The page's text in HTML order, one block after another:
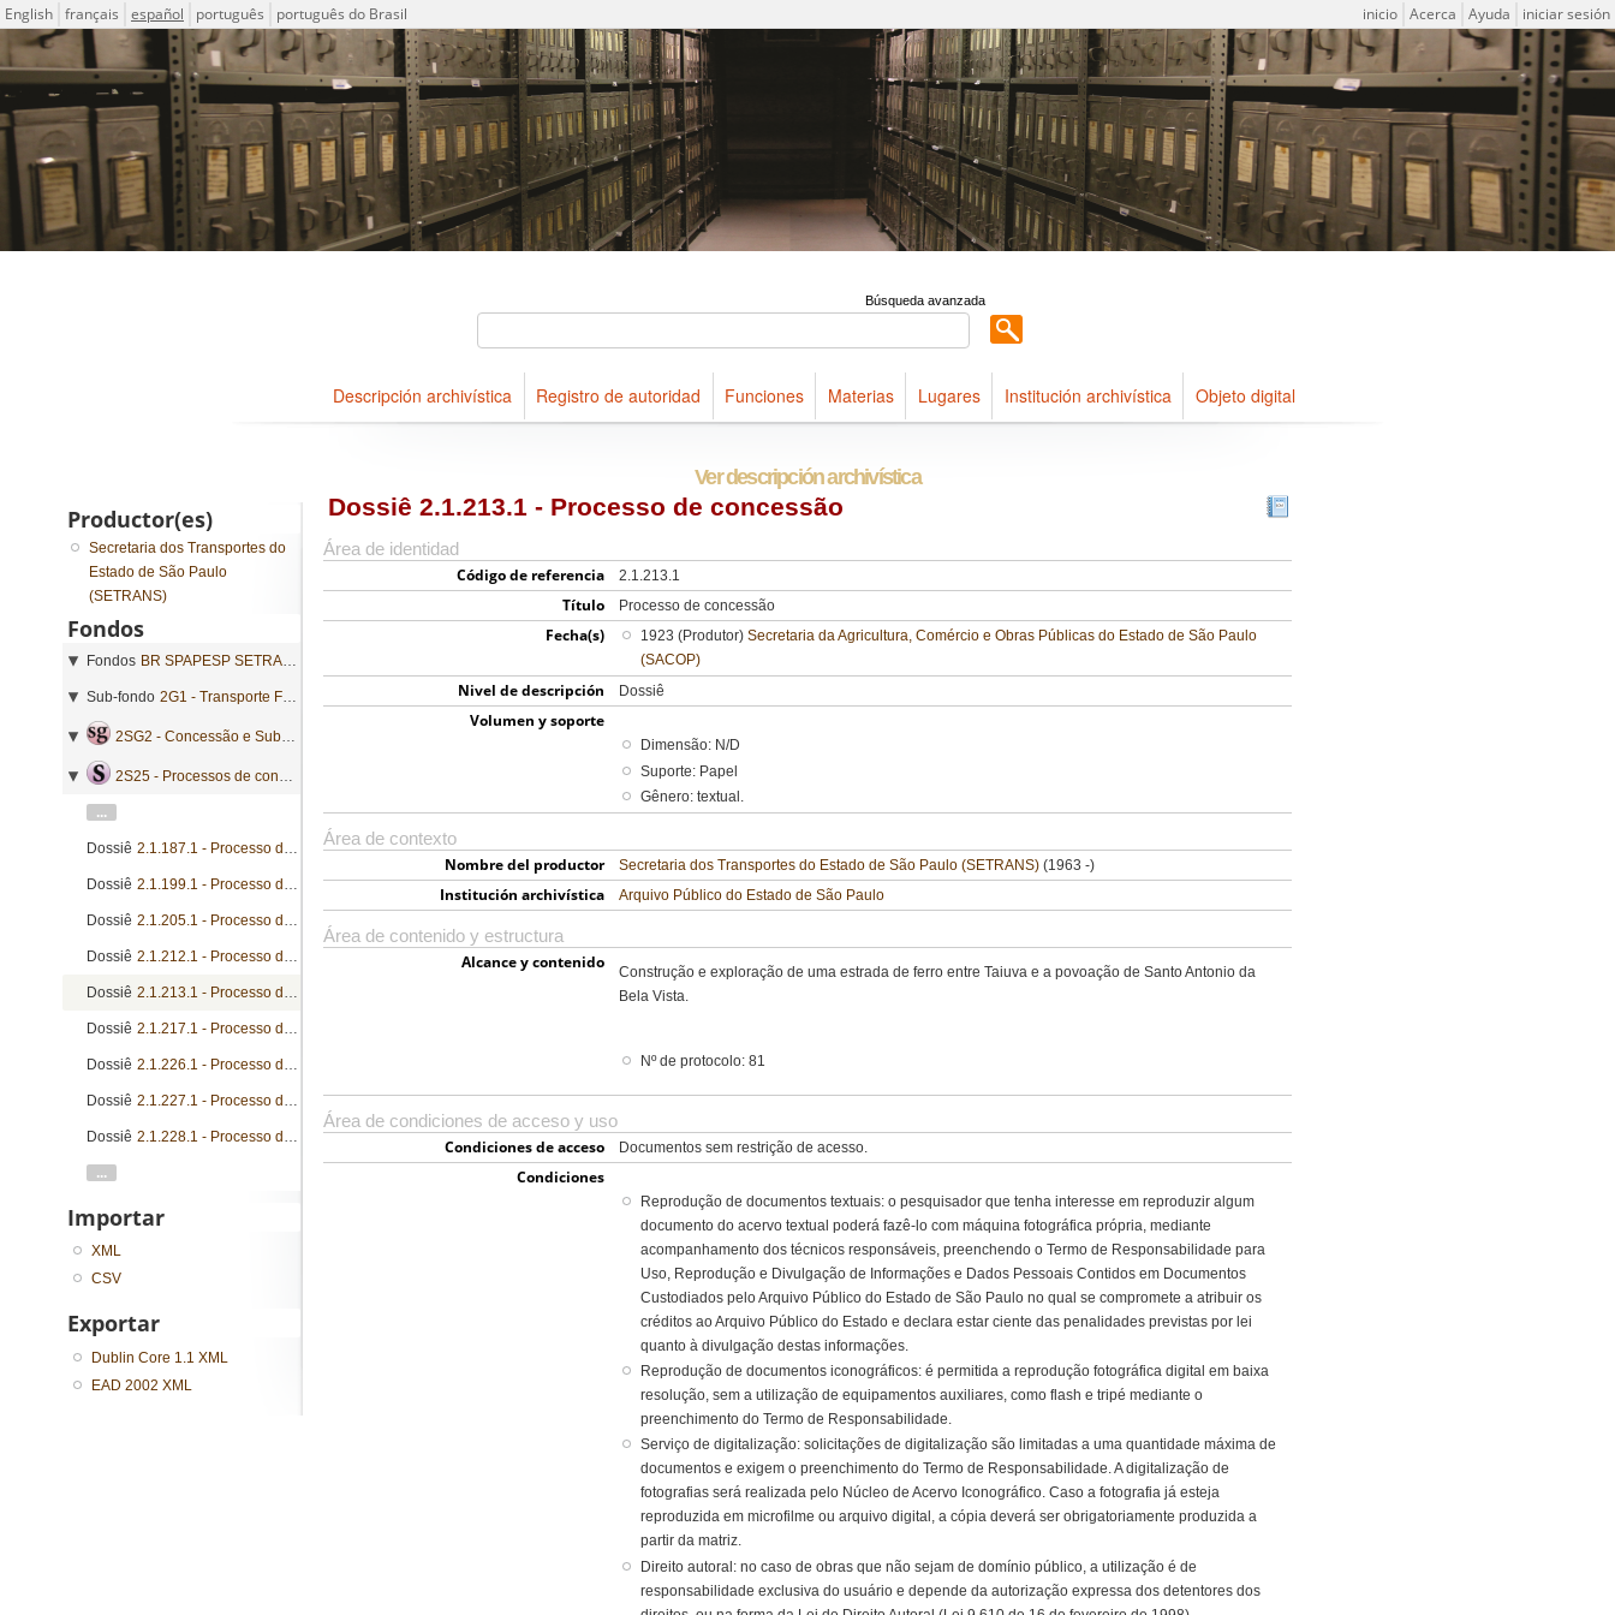
Idioma
English français español português português do Brasil Menú de usuario
inicio Acerca Ayuda iniciar sesión
Descriptions for archival holdings maintained at Arquivo Público do Estado de São Paulo
ICA-AtoM Project
Búsqueda avanzada
Descripción archivística Registro de autoridad Funciones Materias Lugares Institución archivística Objeto digital
Ver descripción archivística
Dossiê 2.1.213.1 - Processo de concessão
Área de identidad
Código de referencia 2.1.213.1
Título Processo de concessão
Fecha(s) 1923 (Produtor) Secretaria da Agricultura, Comércio e Obras Públicas do Estado de São Paulo
(SACOP)
Nivel de descripción Dossiê
Volumen y soporte
Dimensão: N/D
Suporte: Papel
Gênero: textual.
Área de contexto
Nombre del productor Secretaria dos Transportes do Estado de São Paulo (SETRANS)(1963 -)
Institución archivística Arquivo Público do Estado de São Paulo
Área de contenido y estructura
Alcance y contenido
Construção e exploração de uma estrada de ferro entre Taiuva e a povoação de Santo Antonio da
Bela Vista.
Nº de protocolo: 81
Área de condiciones de acceso y uso
Condiciones de acceso Documentos sem restrição de acesso.
Condiciones
Reprodução de documentos textuais: o pesquisador que tenha interesse em reproduzir algum
documento do acervo textual poderá fazê-lo com máquina fotográfica própria, mediante
acompanhamento dos técnicos responsáveis, preenchendo o Termo de Responsabilidade para
Uso, Reprodução e Divulgação de Informações e Dados Pessoais Contidos em Documentos
Custodiados pelo Arquivo Público do Estado de São Paulo no qual se compromete a atribuir os
créditos ao Arquivo Público do Estado e declara estar ciente das penalidades previstas por lei
quanto à divulgação destas informações.
Reprodução de documentos iconográficos: é permitida a reprodução fotográfica digital em baixa
resolução, sem a utilização de equipamentos auxiliares, como flash e tripé mediante o
preenchimento do Termo de Responsabilidade.
Serviço de digitalização: solicitações de digitalização são limitadas a uma quantidade máxima de
documentos e exigem o preenchimento do Termo de Responsabilidade. A digitalização de
fotografias será realizada pelo Núcleo de Acervo Iconográfico. Caso a fotografia já esteja
reproduzida em microfilme ou arquivo digital, a cópia deverá ser obrigatoriamente produzida a
partir da matriz.
Direito autoral: no caso de obras que não sejam de domínio público, a utilização é de
responsabilidade exclusiva do usuário e depende da autorização expressa dos detentores dos
Productor(es)
Secretaria dos Transportes do
Estado de São Paulo
(SETRANS)
Fondos
Fondos BR SPAPESP SETRANS - Secretaria dos Transportes do Estado de São Paulo
Sub-fondo 2G1 - Transporte Ferroviário
2SG2 - Concessão e Subvenção
2S25 - Processos de concessão
...
Dossiê 2.1.187.1 - Processo de concessão
Dossiê 2.1.199.1 - Processo de concessão
Dossiê 2.1.205.1 - Processo de concessão
Dossiê 2.1.212.1 - Processo de concessão
Dossiê 2.1.213.1 - Processo de concessão
Dossiê 2.1.217.1 - Processo de concessão
Dossiê 2.1.226.1 - Processo de concessão
Dossiê 2.1.227.1 - Processo de concessão
Dossiê 2.1.228.1 - Processo de concessão
...
Importar
XML
CSV
Exportar
Dublin Core 1.1 XML
EAD 2002 XML